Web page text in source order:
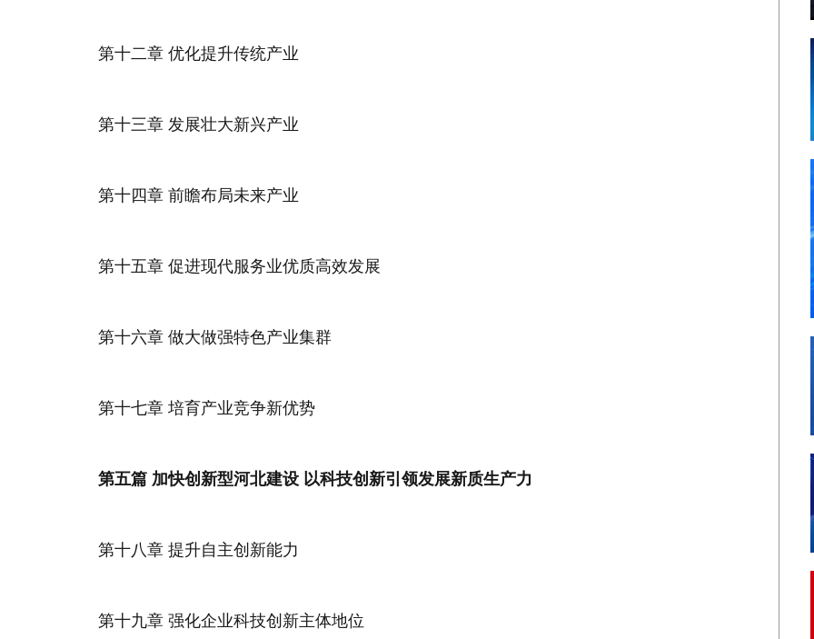
第十二章 优化提升传统产业
第十三章 发展壮大新兴产业
第十四章 前瞻布局未来产业
第十五章 促进现代服务业优质高效发展
第十六章 做大做强特色产业集群
第十七章 培育产业竞争新优势
第五篇 加快创新型河北建设 以科技创新引领发展新质生产力
第十八章 提升自主创新能力
第十九章 强化企业科技创新主体地位